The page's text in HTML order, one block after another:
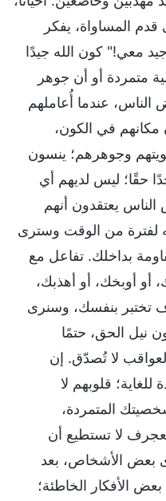
المساواة، يفكر
معي!" كون الله جيدًا
متمردة أو أن جوهر
عندما أُعاملهم
مكانهم في الكون،
وجوهرهم؛ ينسون
حقًا؛ ليس لديهم أي
يعتقدون أنهم
لفترة من الوقت وسترى
بداخلك. تفاعل مع
أو أوبخك، أو أهذبك،
تختبر بنفسك، وسنرى
نيل الحق، حتمًا
لا تُصدّق. إن
قلوبهم لا
المتمردة،
لا تستطيع أن
بعض الأشخاص، بعد
الأفكار الخاطئة؛